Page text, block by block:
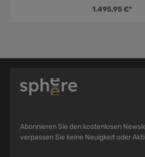
gubergren, no sea takimata sanctus est
kasd gubergren, no sea takimata
1.495,95 €*
Abonnieren Sie den kostenlosen
verpassen Sie keine Neuigkeit oder